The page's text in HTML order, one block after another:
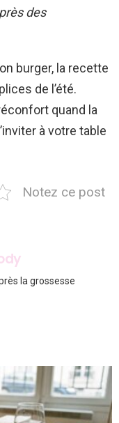
des
burger, la recette
de l’été.
quand la
à votre table
Notez ce post
la grossesse